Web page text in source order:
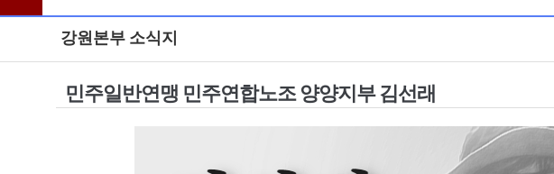
강원본부 소식지
민주일반연맹 민주연합노조 양양지부 김선래